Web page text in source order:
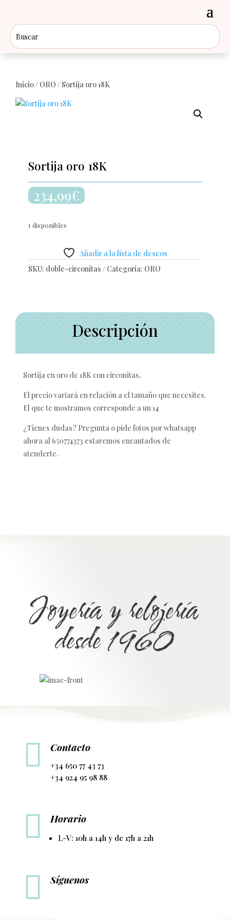
Inicio/ ORO / Sortija oro 18K
Sortija oro 18K
234,99€
1 disponibles
Añadir a la lista de deseos
SKU: doble-circonitas Categoría: ORO
Descripción
Sortija en oro de 18K con circonitas,
El precio variará en relación a el tamaño que necesites.
El que te mostramos corresponde a un 14
¿Tienes dudas? Pregunta o pide fotos por whatsapp
ahora al 650774373 estaremos encantados de
atenderte.
Joyería y relojería
desde 1960
 Contacto
+34 650 77 43 73
+34 924 95 98 88
 Horario
L-V: 10h a 14h y de 17h a 21h
 Síguenos